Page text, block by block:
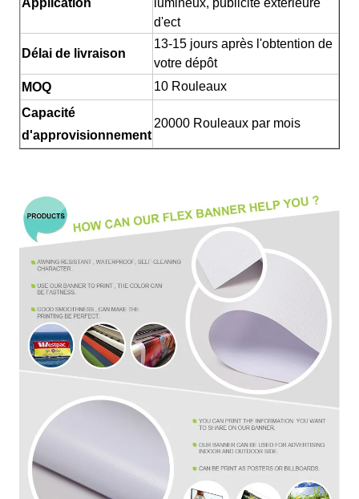
Application
lumineux, publicité extérieure
d'ect
Délai de livraison
13-15 jours après l'obtention de
votre dépôt
MOQ
10 Rouleaux
Capacité
d'approvisionnement
20000 Rouleaux par mois